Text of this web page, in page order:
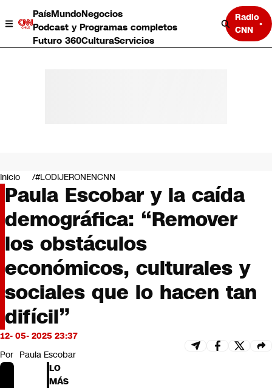
PaísMundoNegocios
Podcast y Programas completos
Futuro 360CulturaServicios
Radio
CNN
Negocios
Deportes
Programas completos
Cultura
Servicios
Bits
CNN tiempo
Futuro 360
Opinión
Inicio #LODIJERONENCNN
Paula Escobar y la caída
demográfica: “Remover
los obstáculos
económicos, culturales y
sociales que lo hacen tan
difícil”
12- 05- 2025 23:37
Por Paula Escobar
LO
MÁS